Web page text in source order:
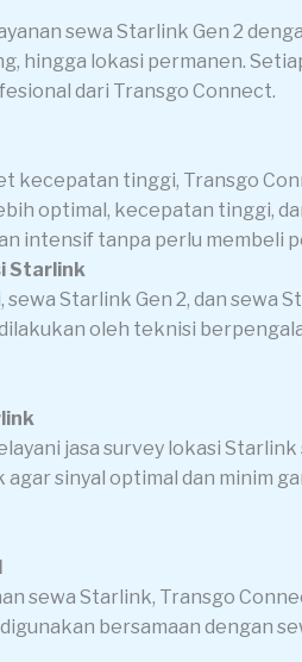
sewa Starlink Gen 2
hingga lokasi permanen.
dari Transgo Connect.
kecepatan tinggi, Transgo
optimal, kecepatan tinggi,
intensif tanpa perlu membeli
Starlink
sewa Starlink Gen 2, dan
oleh teknisi
jasa survey lokasi
sinyal optimal dan minim
sewa Starlink, Transgo
bersamaan dengan